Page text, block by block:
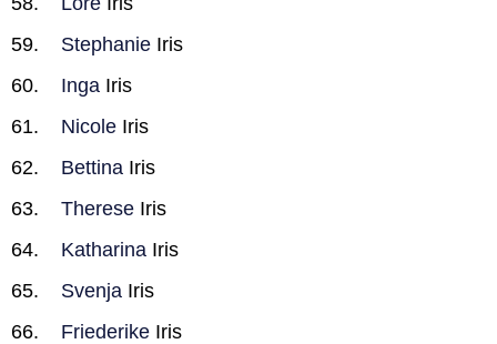
Stephanie Iris
Inga Iris
Nicole Iris
Bettina Iris
Therese Iris
Katharina Iris
Svenja Iris
Friederike Iris